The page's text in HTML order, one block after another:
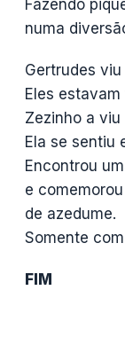
Fazendo
numa
Gertrudes
Eles
Zezinho a
Ela se sentiu
Encontrou
e
de azedume.
Somente
FIM